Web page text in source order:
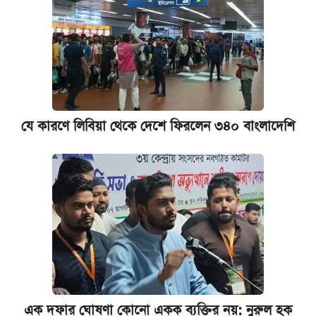
যে কারণে লিবিয়া থেকে দেশে ফিরলেন ৩৪০ বাংলাদেশি
এক দফার ঘোষণা কোনো একক ব্যক্তির নয়: নুরুল হক